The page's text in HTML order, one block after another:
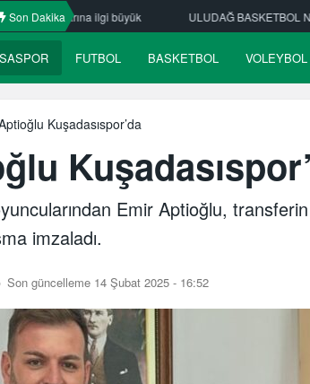
Son DakikaULUDAĞ BASKETBOL NE OLACAK?
FUTBOL BASKETBOL VOLEYBOL
Kuşadasıspor’da
Emir Aptioğlu,
imzaladı.
Son güncelleme 14 Şubat 2025 - 16:52